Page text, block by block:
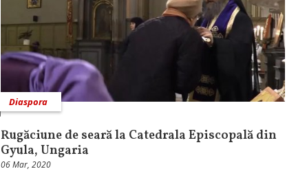
Diaspora
Rugăciune de seară la Catedrala Episcopală din
Gyula, Ungaria
06 Mar, 2020